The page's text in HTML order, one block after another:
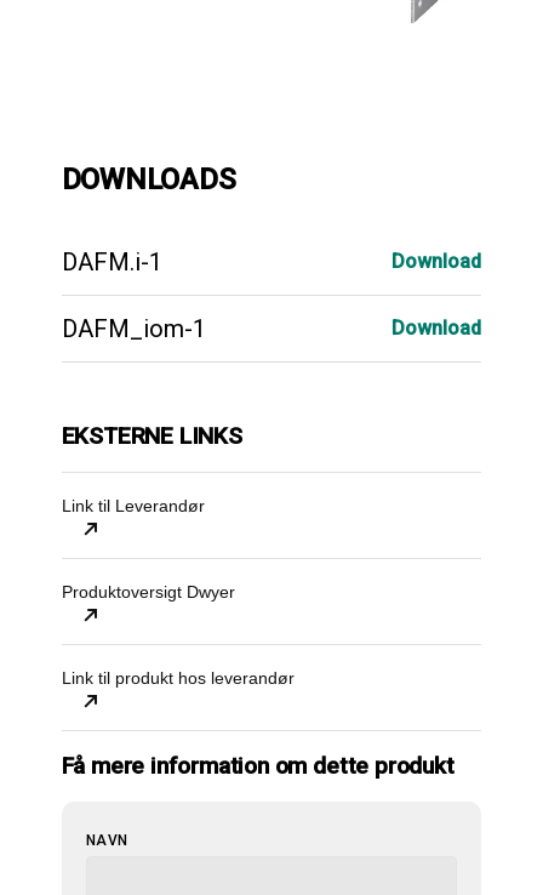
DOWNLOADS
DAFM.i-1 Download
DAFM_iom-1 Download
EKSTERNE LINKS
Link til Leverandør
Produktoversigt Dwyer
Link til produkt hos leverandør
Få mere information om dette produkt
NAVN